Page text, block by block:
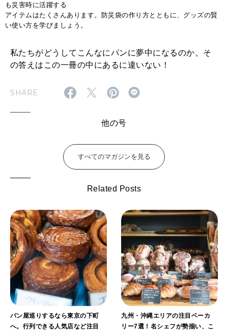
も災害時に活躍する
アイテムはたくさんあります。防災袋の作り方とともに、グッズの賢
い使い方を学びましょう。
私たちがどうしてこんなにパンに夢中になるのか。そ
の答えはこの一冊の中にあるに違いない！
SHARE
他の号
すべてのマガジンを見る
Related Posts
パン屋巡りするなら東京の下町
へ。行列できる人気店など注目
九州・沖縄エリアの注目ベーカ
リー7選！名シェフが勢揃い、こ